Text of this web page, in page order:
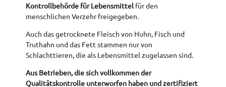
Kontrollbehörde für Lebensmittel für den
menschlichen Verzehr freigegeben.
Auch das getrocknete Fleisch von Huhn, Fisch und
Truthahn und das Fett stammen nur von
Schlachttieren, die als Lebensmittel zugelassen sind.
Aus Betrieben, die sich vollkommen der
Qualitätskontrolle unterworfen haben und zertifiziert